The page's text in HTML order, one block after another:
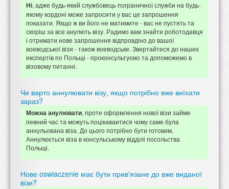
Ні, адже будь-який службовець пограничної служби на будь-
якому кордоні може запросити у вас це запрошення
показати. Якщо ж ви його не матимите - вас не пустять та
скоріш за все анулють візу. Радимо вам знайти роботодавця
і отримати нове запрошення відпровдіно до вашої
воеводської візи - також воеводське. Звертайтеся до наших
експертів по Польщі - проконсультуємо та допоможемо в
візовому питанні.
Чи варто аннулювати візу, якщо потрібно вже виїхати
зараз?
Можна анулювати, проте оформлення нової візи займе
певний час та можуть поцікаваитися чому саме була
аннульована віза. До цього потрібно бути готовим.
Аннулюється віза в консульському відділі посольства
Польщі.
Нове oswiaczenie має бути прив'язане до вже виданої
візи?